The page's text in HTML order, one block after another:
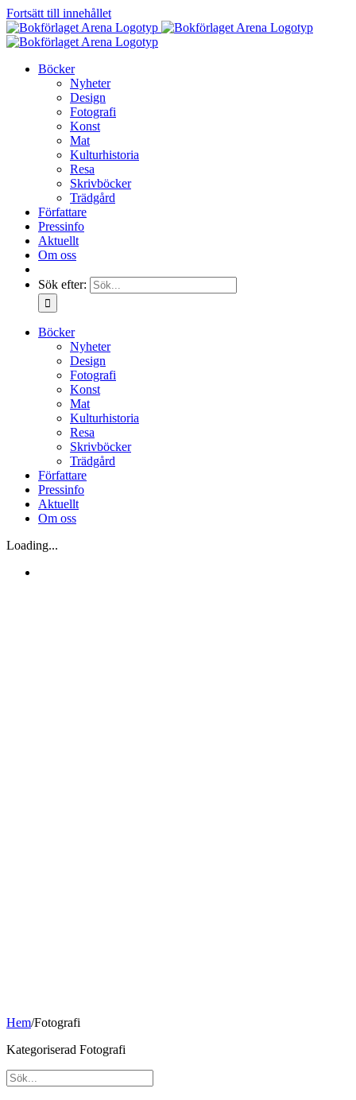
Fortsätt till innehållet
Böcker
Nyheter
Design
Fotografi
Konst
Mat
Kulturhistoria
Resa
Skrivböcker
Trädgård
Författare
Pressinfo
Aktuellt
Om oss
Sök efter:
Böcker
Nyheter
Design
Fotografi
Konst
Mat
Kulturhistoria
Resa
Skrivböcker
Trädgård
Författare
Pressinfo
Aktuellt
Om oss
Loading...
Hem/Fotografi
Kategoriserad Fotografi